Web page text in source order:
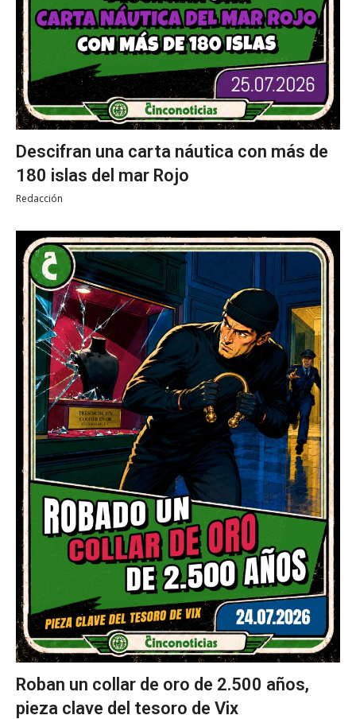
Descifran una carta náutica con más de
180 islas del mar Rojo
Redacción
Roban un collar de oro de 2.500 años,
pieza clave del tesoro de Vix